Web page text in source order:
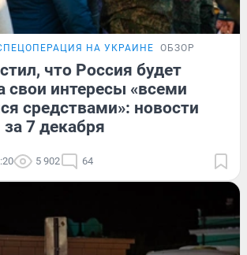
НА УКРАИНЕ ОБЗОР
что Россия будет
свои интересы «всеми
средствами»: новости
7 декабря
5 902 64